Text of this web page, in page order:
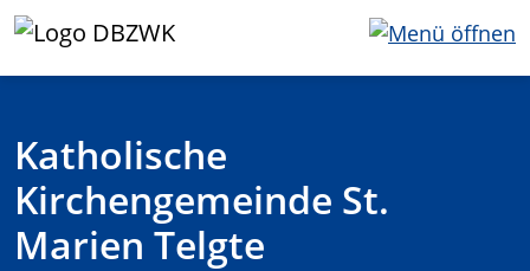
Katholische
Kirchengemeinde St.
Marien Telgte